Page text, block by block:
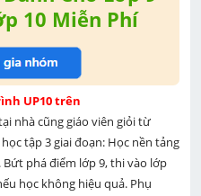
10 Miễn Phí
UP10 trên
nhà cũng giáo viên giỏi từ
tập 3 giai đoạn: Học nền tảng
Bứt phá điểm lớp 9, thi vào lớp
học không hiệu quả. Phụ